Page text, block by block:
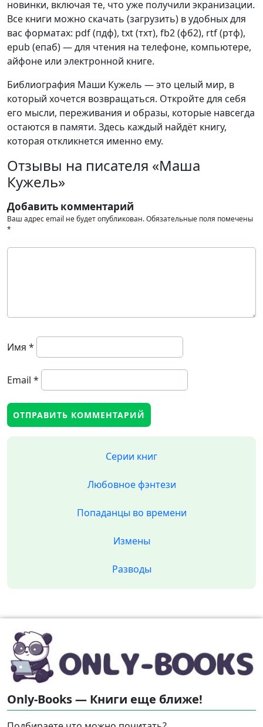
новинки, включая те, что уже получили экранизации.
Все книги можно скачать (загрузить) в удобных для
вас форматах: pdf (пдф), txt (тхт), fb2 (фб2), rtf (ртф),
epub (епаб) — для чтения на телефоне, компьютере,
айфоне или электронной книге.
Библиография Маши Кужель — это целый мир, в
который хочется возвращаться. Откройте для себя
его мысли, переживания и образы, которые навсегда
остаются в памяти. Здесь каждый найдёт книгу,
которая откликнется именно ему.
Отзывы на писателя «Маша
Кужель»
Добавить комментарий
Ваш адрес email не будет опубликован.Обязательные поля помечены
*
Имя *
Email *
Серии книг
Любовное фэнтези
Попаданцы во времени
Измены
Разводы
Only-Books — Книги еще ближе!